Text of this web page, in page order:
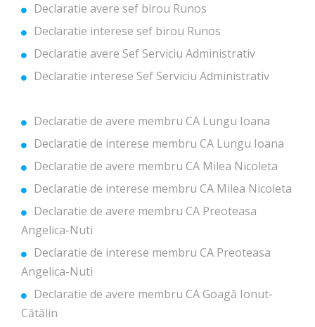
Declaratie avere sef birou Runos
Declaratie interese sef birou Runos
Declaratie avere Sef Serviciu Administrativ
Declaratie interese Sef Serviciu Administrativ
Declaratie de avere membru CA Lungu Ioana
Declaratie de interese membru CA Lungu Ioana
Declaratie de avere membru CA Milea Nicoleta
Declaratie de interese membru CA Milea Nicoleta
Declaratie de avere membru CA Preoteasa
Angelica-Nuti
Declaratie de interese membru CA Preoteasa
Angelica-Nuti
Declaratie de avere membru CA Goagă Ionut-
Cătălin